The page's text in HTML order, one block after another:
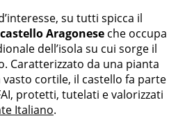
su tutti spicca il
castello Aragonese che occupa
dell’isola su cui sorge il
Caratterizzato da una pianta
cortile, il castello fa parte
protetti, tutelati e valorizzati
Italiano.